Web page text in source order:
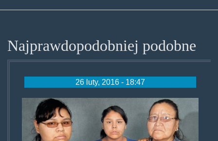
Najprawdopodobniej podobne
26 luty, 2016 - 18:47
sioux-
8.jpg